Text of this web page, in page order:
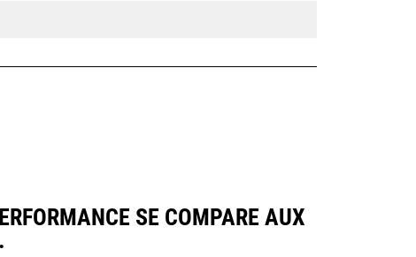
SE COMPARE AUX